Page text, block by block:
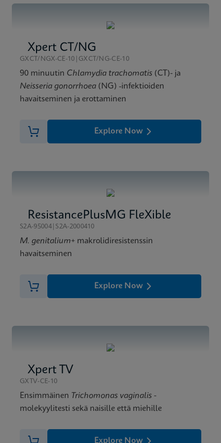
ENGXpert CT/NG
GXCT/NGX-CE-10|GXCT/NG-CE-10
90 minuutin Chlamydia trachomatis (CT)- ja
Neisseria gonorrhoea (NG) ‑infektioiden
havaitseminen ja erottaminen
Explore Now
ResistancePlusMG FleXible
S2A-95004|S2A-2000410
M. genitalium+ makrolidiresistenssin
havaitseminen
Explore Now
Xpert TV
GXTV-CE-10
Ensimmäinen Trichomonas vaginalis -
molekyylitesti sekä naisille että miehille
Explore Now